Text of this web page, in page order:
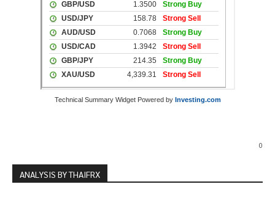
Technical Summary Widget Powered by Investing.com
0
ANALYSIS BY THAIFRX